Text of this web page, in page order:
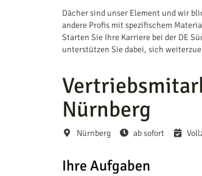
Nürnberg
Nürnberg ab sofort
Dächer sind unser Element und wir
andere Profis mit spezifischem
Starten Sie Ihre Karriere bei der DE
unterstützen Sie dabei, sich
Ihre Aufgaben